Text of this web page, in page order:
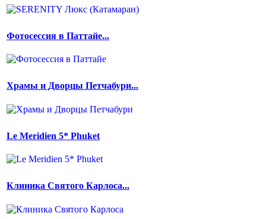
Фотосессия в Паттайе...
Храмы и Дворцы Петчабури...
Le Meridien 5* Phuket
Клиника Святого Карлоса...